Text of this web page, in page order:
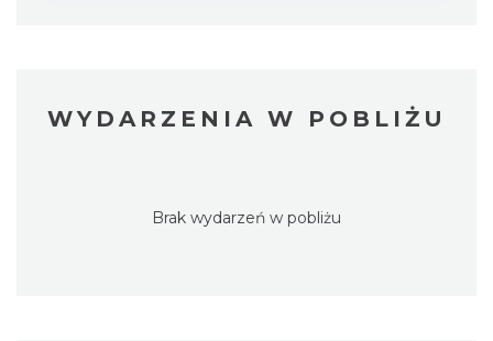
WYDARZENIA W POBLIŻU
Brak wydarzeń w pobliżu